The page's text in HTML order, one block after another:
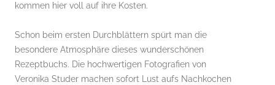
kommen hier voll auf ihre Kosten.
Schon beim ersten Durchblättern spürt man die
besondere Atmosphäre dieses wunderschönen
Rezeptbuchs. Die hochwertigen Fotografien von
Veronika Studer machen sofort Lust aufs Nachkochen